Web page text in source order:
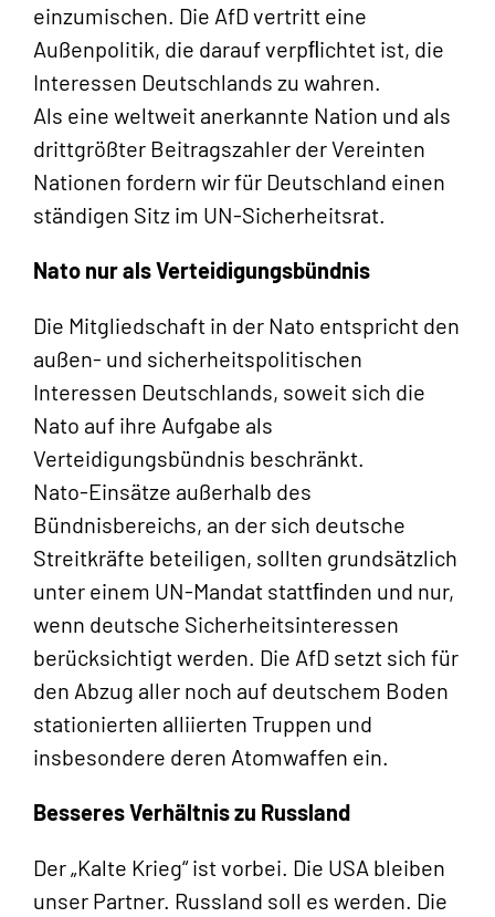
einzumischen. Die AfD vertritt eine
Außenpolitik, die darauf verpﬂichtet ist, die
Interessen Deutschlands zu wahren.
Als eine weltweit anerkannte Nation und als
drittgrößter Beitragszahler der Vereinten
Nationen fordern wir für Deutschland einen
ständigen Sitz im UN-Sicherheitsrat.
Nato nur als Verteidigungsbündnis
Die Mitgliedschaft in der Nato entspricht den
außen- und sicherheitspolitischen
Interessen Deutschlands, soweit sich die
Nato auf ihre Aufgabe als
Verteidigungsbündnis beschränkt.
Nato-Einsätze außerhalb des
Bündnisbereichs, an der sich deutsche
Streitkräfte beteiligen, sollten grundsätzlich
unter einem UN-Mandat stattﬁnden und nur,
wenn deutsche Sicherheitsinteressen
berücksichtigt werden. Die AfD setzt sich für
den Abzug aller noch auf deutschem Boden
stationierten alliierten Truppen und
insbesondere deren Atomwaffen ein.
Besseres Verhältnis zu Russland
Der „Kalte Krieg“ ist vorbei. Die USA bleiben
unser Partner. Russland soll es werden. Die